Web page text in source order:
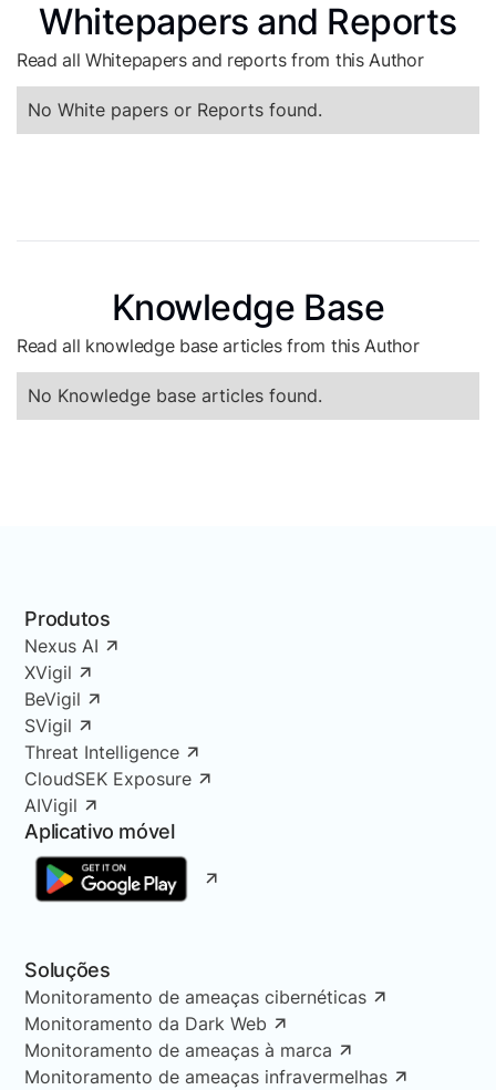
Whitepapers and Reports
Read all Whitepapers and reports from this Author
No White papers or Reports found.
Knowledge Base
Read all knowledge base articles from this Author
No Knowledge base articles found.
Produtos
Nexus AI
XVigil
BeVigil
SVigil
Threat Intelligence
CloudSEK Exposure
AIVigil
Aplicativo móvel
Soluções
Monitoramento de ameaças cibernéticas
Monitoramento da Dark Web
Monitoramento de ameaças à marca
Monitoramento de ameaças infravermelhas